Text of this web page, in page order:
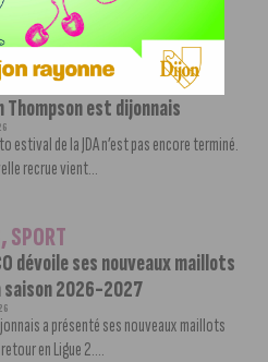
,SPORT
arrivée à la JDA Basket,
Thompson est dijonnais
estival de la JDA n’est pas encore terminé.
recrue vient...
,SPORT
dévoile ses nouveaux maillots
saison 2026-2027
a présenté ses nouveaux maillots
en Ligue 2....